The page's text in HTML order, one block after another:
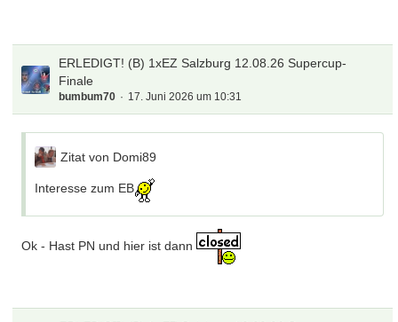
ERLEDIGT! (B) 1xEZ Salzburg 12.08.26 Supercup-
Finale
bumbum70 17. Juni 2026 um 10:31
Zitat von Domi89
Interesse zum EB
Ok - Hast PN und hier ist dann